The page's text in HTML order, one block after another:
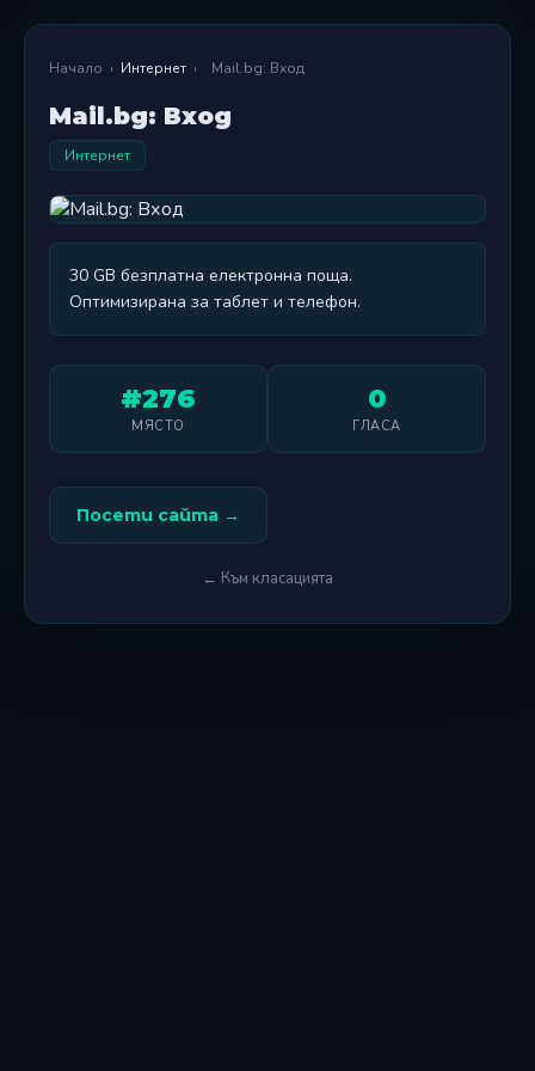
Начало › Интернет › Mail.bg: Вход
Mail.bg: Вход
Интернет
30 GB безплатна електронна поща.
Оптимизирана за таблет и телефон.
#276
МЯСТО
0
ГЛАСА
Посети сайта →
← Към класацията